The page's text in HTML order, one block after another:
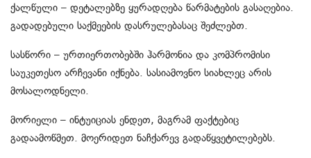
ქალწული – დეტალებზე ყურადღება წარმატების გასაღებია.
გადადებული საქმეების დასრულებასაც შეძლებთ.
სასწორი – ურთიერთობებში ჰარმონია და კომპრომისი
საუკეთესო არჩევანი იქნება. სასიამოვნო სიახლეც არის
მოსალოდნელი.
მორიელი – ინტუიციას ენდეთ, მაგრამ ფაქტებიც
გადაამოწმეთ. მოერიდეთ ნაჩქარევ გადაწყვეტილებებს.